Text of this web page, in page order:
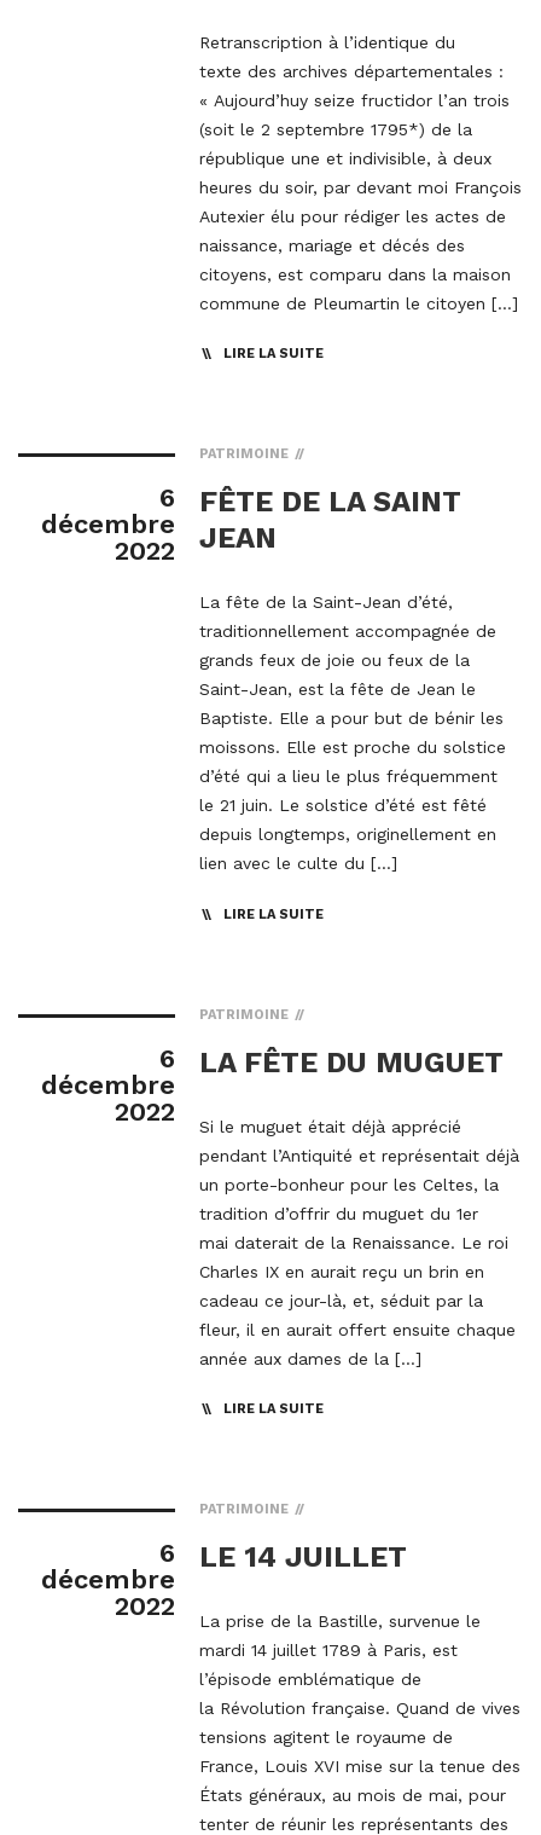
Retranscription à l’identique du
texte des archives départementales :
« Aujourd’huy seize fructidor l’an trois
(soit le 2 septembre 1795*) de la
république une et indivisible, à deux
heures du soir, par devant moi François
Autexier élu pour rédiger les actes de
naissance, mariage et décés des
citoyens, est comparu dans la maison
commune de Pleumartin le citoyen […]
LIRE LA SUITE
6
décembre
2022
PATRIMOINE
FÊTE DE LA SAINT
JEAN
La fête de la Saint-Jean d’été,
traditionnellement accompagnée de
grands feux de joie ou feux de la
Saint-Jean, est la fête de Jean le
Baptiste. Elle a pour but de bénir les
moissons. Elle est proche du solstice
d’été qui a lieu le plus fréquemment
le 21 juin. Le solstice d’été est fêté
depuis longtemps, originellement en
lien avec le culte du […]
LIRE LA SUITE
6
décembre
2022
PATRIMOINE
LA FÊTE DU MUGUET
Si le muguet était déjà apprécié
pendant l’Antiquité et représentait déjà
un porte-bonheur pour les Celtes, la
tradition d’offrir du muguet du 1er
mai daterait de la Renaissance. Le roi
Charles IX en aurait reçu un brin en
cadeau ce jour-là, et, séduit par la
fleur, il en aurait offert ensuite chaque
année aux dames de la […]
LIRE LA SUITE
6
décembre
2022
PATRIMOINE
LE 14 JUILLET
La prise de la Bastille, survenue le
mardi 14 juillet 1789 à Paris, est
l’épisode emblématique de
la Révolution française. Quand de vives
tensions agitent le royaume de
France, Louis XVI mise sur la tenue des
États généraux, au mois de mai, pour
tenter de réunir les représentants des